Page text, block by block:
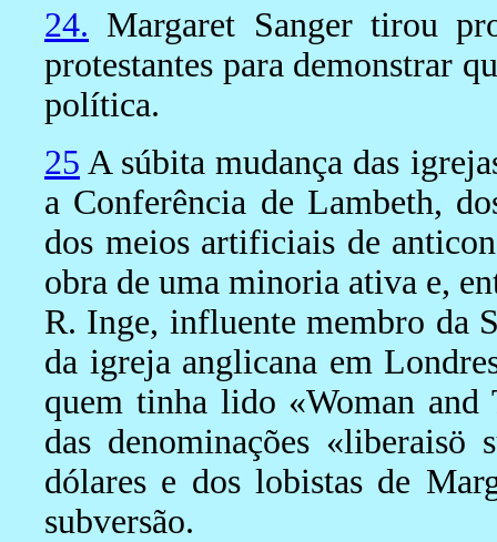
24. Margaret Sanger tirou
protestantes para demonstrar
política.
25 A súbita mudança das
a Conferência de Lambeth,
dos meios artificiais de
obra de uma minoria ativa e,
R. Inge, influente membro da
da igreja anglicana em
quem tinha lido «Woman and
das denominações «liberaisö
dólares e dos lobistas de
subversão.